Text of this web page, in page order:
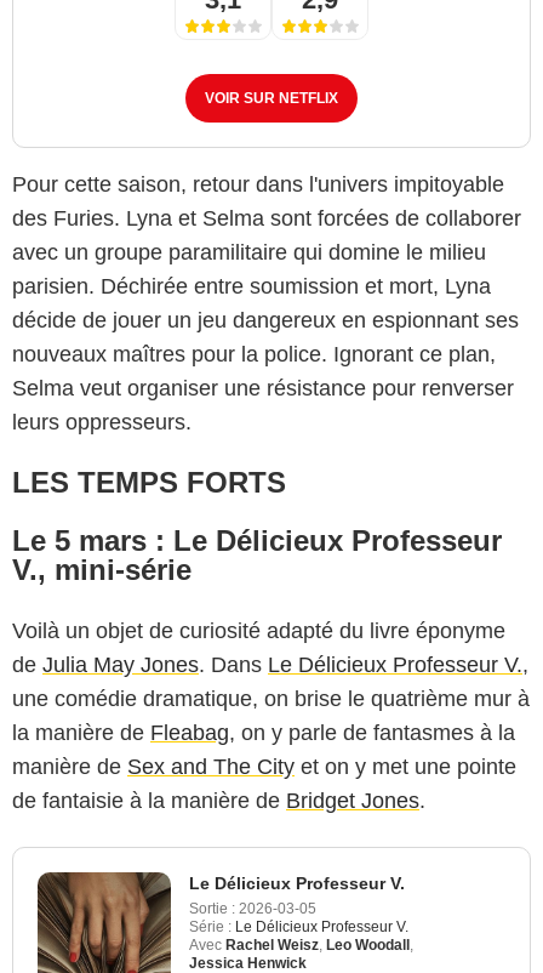
VOIR SUR NETFLIX
Pour cette saison, retour dans l'univers impitoyable
des Furies. Lyna et Selma sont forcées de collaborer
avec un groupe paramilitaire qui domine le milieu
parisien. Déchirée entre soumission et mort, Lyna
décide de jouer un jeu dangereux en espionnant ses
nouveaux maîtres pour la police. Ignorant ce plan,
Selma veut organiser une résistance pour renverser
leurs oppresseurs.
LES TEMPS FORTS
Le 5 mars : Le Délicieux Professeur
V., mini-série
Voilà un objet de curiosité adapté du livre éponyme
de Julia May Jones. Dans Le Délicieux Professeur V.,
une comédie dramatique, on brise le quatrième mur à
la manière de Fleabag, on y parle de fantasmes à la
manière de Sex and The City et on y met une pointe
de fantaisie à la manière de Bridget Jones.
Le Délicieux Professeur V.
Sortie : 2026-03-05
Série : Le Délicieux Professeur V.
Avec Rachel Weisz Leo Woodall
Jessica Henwick